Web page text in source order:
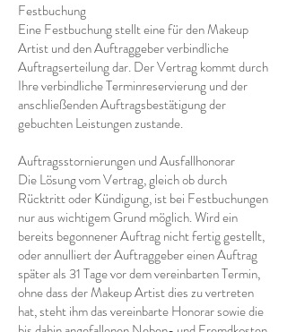
Festbuchung
Eine Festbuchung stellt eine für den Makeup
Artist und den Auftraggeber verbindliche
Auftragserteilung dar. Der Vertrag kommt durch
Ihre verbindliche Terminreservierung und der
anschließenden Auftragsbestätigung der
gebuchten Leistungen zustande.
Auftragsstornierungen und Ausfallhonorar
Die Lösung vom Vertrag, gleich ob durch
Rücktritt oder Kündigung, ist bei Festbuchungen
nur aus wichtigem Grund möglich. Wird ein
bereits begonnener Auftrag nicht fertig gestellt,
oder annulliert der Auftraggeber einen Auftrag
später als 31 Tage vor dem vereinbarten Termin,
ohne dass der Makeup Artist dies zu vertreten
hat, steht ihm das vereinbarte Honorar sowie die